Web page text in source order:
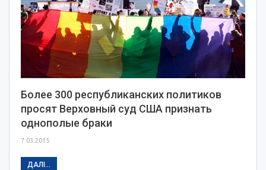
Более 300 республиканских политиков
просят Верховный суд США признать
однополые браки
7.03.2015
ДАЛІ...